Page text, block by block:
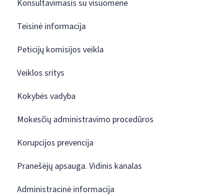
Konsultavimasis su visuomene
Teisinė informacija
Peticijų komisijos veikla
Veiklos sritys
Kokybės vadyba
Mokesčių administravimo procedūros
Korupcijos prevencija
Pranešėjų apsauga. Vidinis kanalas
Administracinė informacija